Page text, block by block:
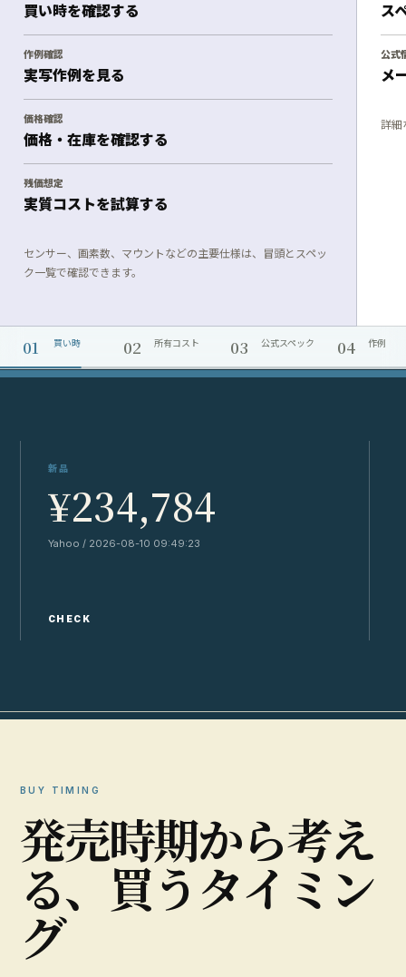
買い時を確認する
作例確認
実写作例を見る
価格確認
価格・在庫を確認する
残価想定
実質コストを試算する
センサー、画素数、マウントなどの主要仕様は、冒頭とスペッ
ク一覧で確認できます。
ス
公式
メ
詳細
01 買い時 02 所有コスト 03 公式スペック 04 作例
新品
¥234,784
Yahoo / 2026-08-10 09:49:23
CHECK
BUY TIMING
発売時期から考え
る、 買うタイ ミ ン
グ